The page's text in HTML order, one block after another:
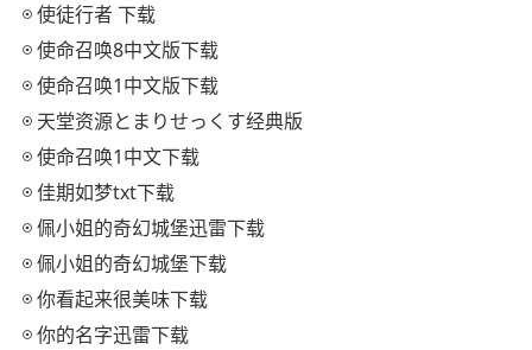
使徒行者 下载
使命召唤8中文版下载
使命召唤1中文版下载
天堂资源とまりせっくす经典版
使命召唤1中文下载
佳期如梦txt下载
佩小姐的奇幻城堡迅雷下载
佩小姐的奇幻城堡下载
你看起来很美味下载
你的名字迅雷下载